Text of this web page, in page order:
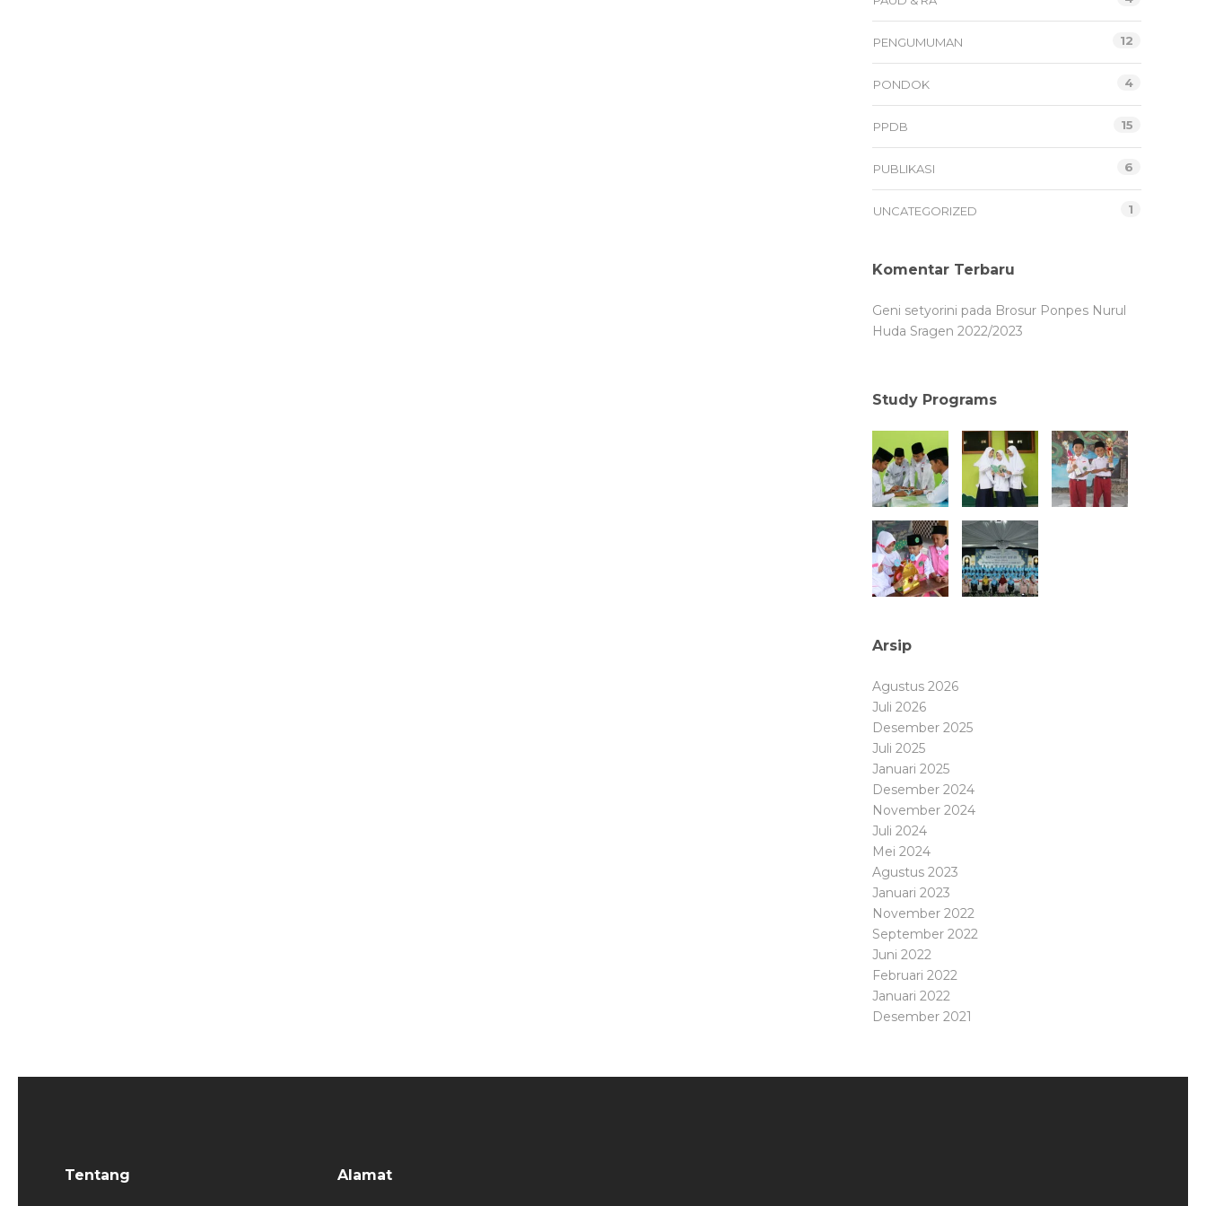
PENGUMUMAN 12
PONDOK 4
PPDB 15
PUBLIKASI 6
UNCATEGORIZED 1
Komentar Terbaru
Geni setyorini pada Brosur Ponpes Nurul
Huda Sragen 2022/2023
Study Programs
Arsip
Agustus 2026
Juli 2026
Desember 2025
Juli 2025
Januari 2025
Desember 2024
November 2024
Juli 2024
Mei 2024
Agustus 2023
Januari 2023
November 2022
September 2022
Juni 2022
Februari 2022
Januari 2022
Desember 2021
Tentang Alamat